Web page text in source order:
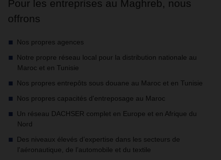
Pour les entreprises au Maghreb, nous
offrons
Nos propres agences
Notre propre réseau local pour la distribution nationale au
Maroc et en Tunisie
Nos propres entrepôts sous douane au Maroc et en Tunisie
Nos propres capacités d'entreposage au Maroc
Un réseau DACHSER complet en Europe et en Afrique du
Nord
Des niveaux élevés d’expertise dans les secteurs de
l'aéronautique, de l’automobile et du textile